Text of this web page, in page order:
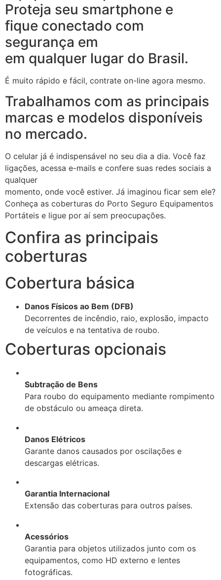
Proteja seu smartphone e
fique conectado com
segurança em
em qualquer lugar do Brasil.
É muito rápido e fácil, contrate on-line agora mesmo.
Trabalhamos com as principais
marcas e modelos disponíveis
no mercado.
O celular já é indispensável no seu dia a dia. Você faz
ligações, acessa e-mails e confere suas redes sociais a
qualquer
momento, onde você estiver. Já imaginou ficar sem ele?
Conheça as coberturas do Porto Seguro Equipamentos
Portáteis e ligue por aí sem preocupações.
Confira as principais
coberturas
Cobertura básica
Danos Físicos ao Bem (DFB)
Decorrentes de incêndio, raio, explosão, impacto
de veículos e na tentativa de roubo.
Coberturas opcionais
Subtração de Bens
Para roubo do equipamento mediante rompimento
de obstáculo ou ameaça direta.
Danos Elétricos
Garante danos causados por oscilações e
descargas elétricas.
Garantia Internacional
Extensão das coberturas para outros países.
Acessórios
Garantia para objetos utilizados junto com os
equipamentos, como HD externo e lentes
fotográficas.